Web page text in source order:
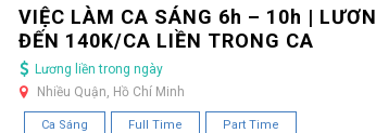
VIỆC LÀM CA SÁNG 6h – 10h |
ĐẾN 140K/CA LIỀN TRONG CA
Lương liền trong ngày
Nhiều Quận, Hồ Chí Minh
Ca Sáng Full Time Part Time